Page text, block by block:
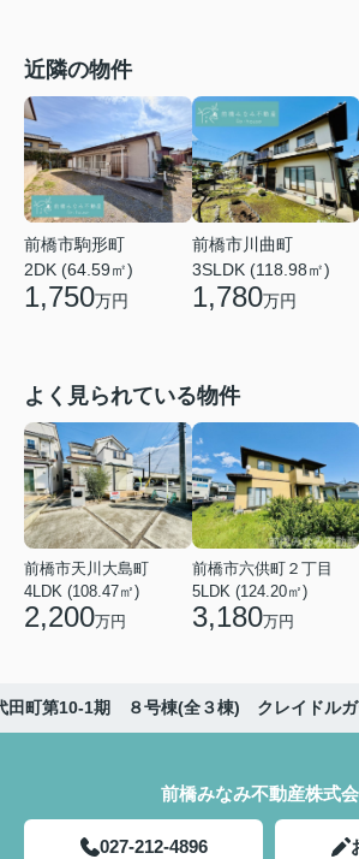
近隣の物件
前橋市駒形町
2DK (64.59㎡)
1,750万円
前橋市川曲町
3SLDK (118.98㎡)
1,780万円
よく見られている物件
前橋市天川大島町
4LDK (108.47㎡)
2,200万円
前橋市六供町２丁目
5LDK (124.20㎡)
3,180万円
田町第10-1期 ８号棟(全３棟) クレイドル
前橋みなみ不動産株式
027-212-4896